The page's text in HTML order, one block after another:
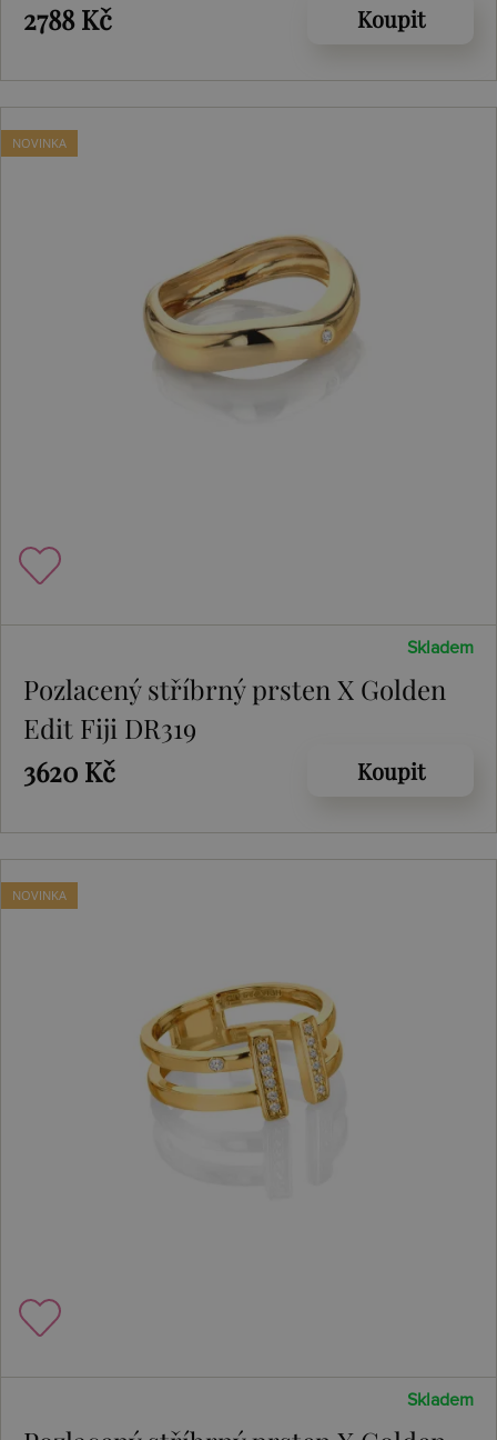
2788 Kč
Koupit
NOVINKA
Skladem
Pozlacený stříbrný prsten X Golden
Edit Fiji DR319
3620 Kč
Koupit
NOVINKA
Skladem